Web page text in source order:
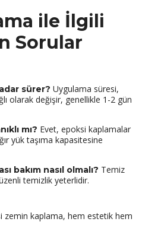
ile İlgili
Sorular
sürer? Uygulama süresi,
olarak değişir, genellikle 1-2 gün
mı? Evet, epoksi kaplamalar
yük taşıma kapasitesine
bakım nasıl olmalı? Temiz
temizlik yeterlidir.
zemin kaplama, hem estetik hem